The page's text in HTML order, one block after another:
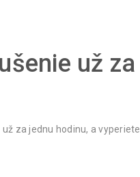
už
za jednu hodinu, a